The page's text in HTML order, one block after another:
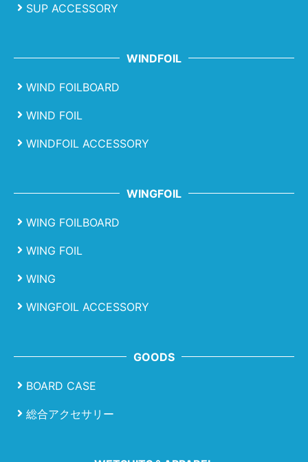
SUP ACCESSORY
WINDFOIL
WIND FOILBOARD
WIND FOIL
WINDFOIL ACCESSORY
WINGFOIL
WING FOILBOARD
WING FOIL
WING
WINGFOIL ACCESSORY
GOODS
BOARD CASE
総合アクセサリー